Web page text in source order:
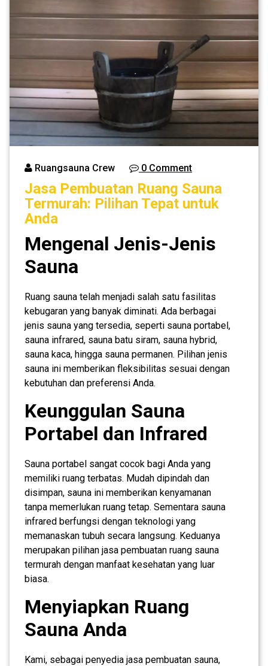
Ruangsauna Crew 0 Comment
Jasa Pembuatan Ruang Sauna
Termurah: Pilihan Tepat untuk
Anda
Mengenal Jenis-Jenis
Sauna
Ruang sauna telah menjadi salah satu fasilitas
kebugaran yang banyak diminati. Ada berbagai
jenis sauna yang tersedia, seperti sauna portabel,
sauna infrared, sauna batu siram, sauna hybrid,
sauna kaca, hingga sauna permanen. Pilihan jenis
sauna ini memberikan fleksibilitas sesuai dengan
kebutuhan dan preferensi Anda.
Keunggulan Sauna
Portabel dan Infrared
Sauna portabel sangat cocok bagi Anda yang
memiliki ruang terbatas. Mudah dipindah dan
disimpan, sauna ini memberikan kenyamanan
tanpa memerlukan ruang tetap. Sementara sauna
infrared berfungsi dengan teknologi yang
memanaskan tubuh secara langsung. Keduanya
merupakan pilihan jasa pembuatan ruang sauna
termurah dengan manfaat kesehatan yang luar
biasa.
Menyiapkan Ruang
Sauna Anda
Kami, sebagai penyedia jasa pembuatan sauna,